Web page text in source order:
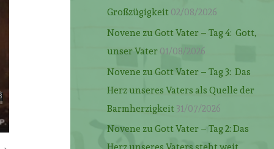
Großzügigkeit 02/08/2026
Novene zu Gott Vater – Tag 4: Gott,
unser Vater 01/08/2026
Novene zu Gott Vater – Tag 3: Das
Herz unseres Vaters als Quelle der
Barmherzigkeit 31/07/2026
Novene zu Gott Vater – Tag 2: Das